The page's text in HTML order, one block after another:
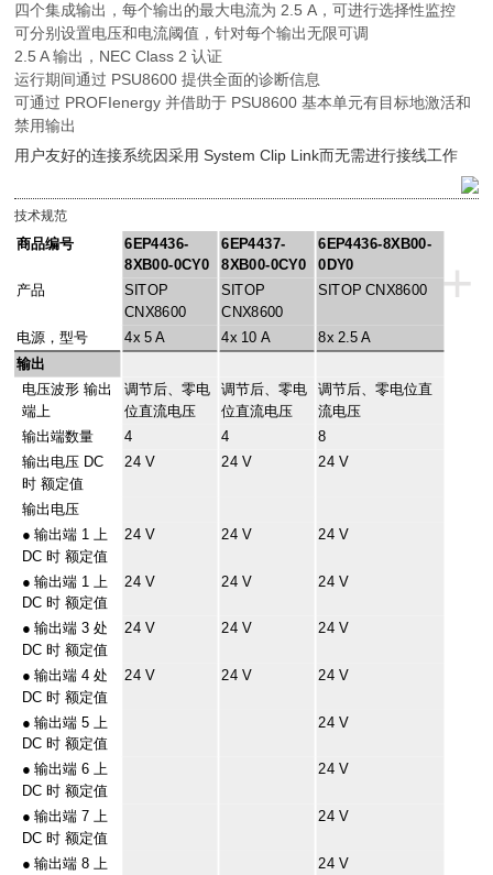
四个集成输出，每个输出的最大电流为 2.5 A，可进行选择性监控
可分别设置电压和电流阈值，针对每个输出无限可调
2.5 A 输出，NEC Class 2 认证
运行期间通过 PSU8600 提供全面的诊断信息
可通过 PROFIenergy 并借助于 PSU8600 基本单元有目标地激活和
禁用输出
用户友好的连接系统因采用 System Clip Link而无需进行接线工作
技术规范
+
商品编号
6EP4436-
8XB00-0CY0
6EP4437-
8XB00-0CY0
6EP4436-8XB00-
0DY0
产品
SITOP
CNX8600
SITOP
CNX8600
SITOP CNX8600
电源，型号 4x 5 A 4x 10 A 8x 2.5 A
输出
电压波形 输出
端上
调节后、零电
位直流电压
调节后、零电
位直流电压
调节后、零电位直
流电压
输出端数量 4 4
8
输出电压 DC
时 额定值
24 V 24 V 24 V
输出电压
●输出端 1 上
DC 时 额定值
24 V 24 V 24 V
●输出端 1 上
DC 时 额定值
24 V 24 V 24 V
●输出端 3 处
DC 时 额定值
24 V 24 V 24 V
●输出端 4 处
DC 时 额定值
24 V 24 V 24 V
●输出端 5 上
DC 时 额定值
24 V
●输出端 6 上
DC 时 额定值
24 V
●输出端 7 上
DC 时 额定值
24 V
●输出端 8 上
24 V